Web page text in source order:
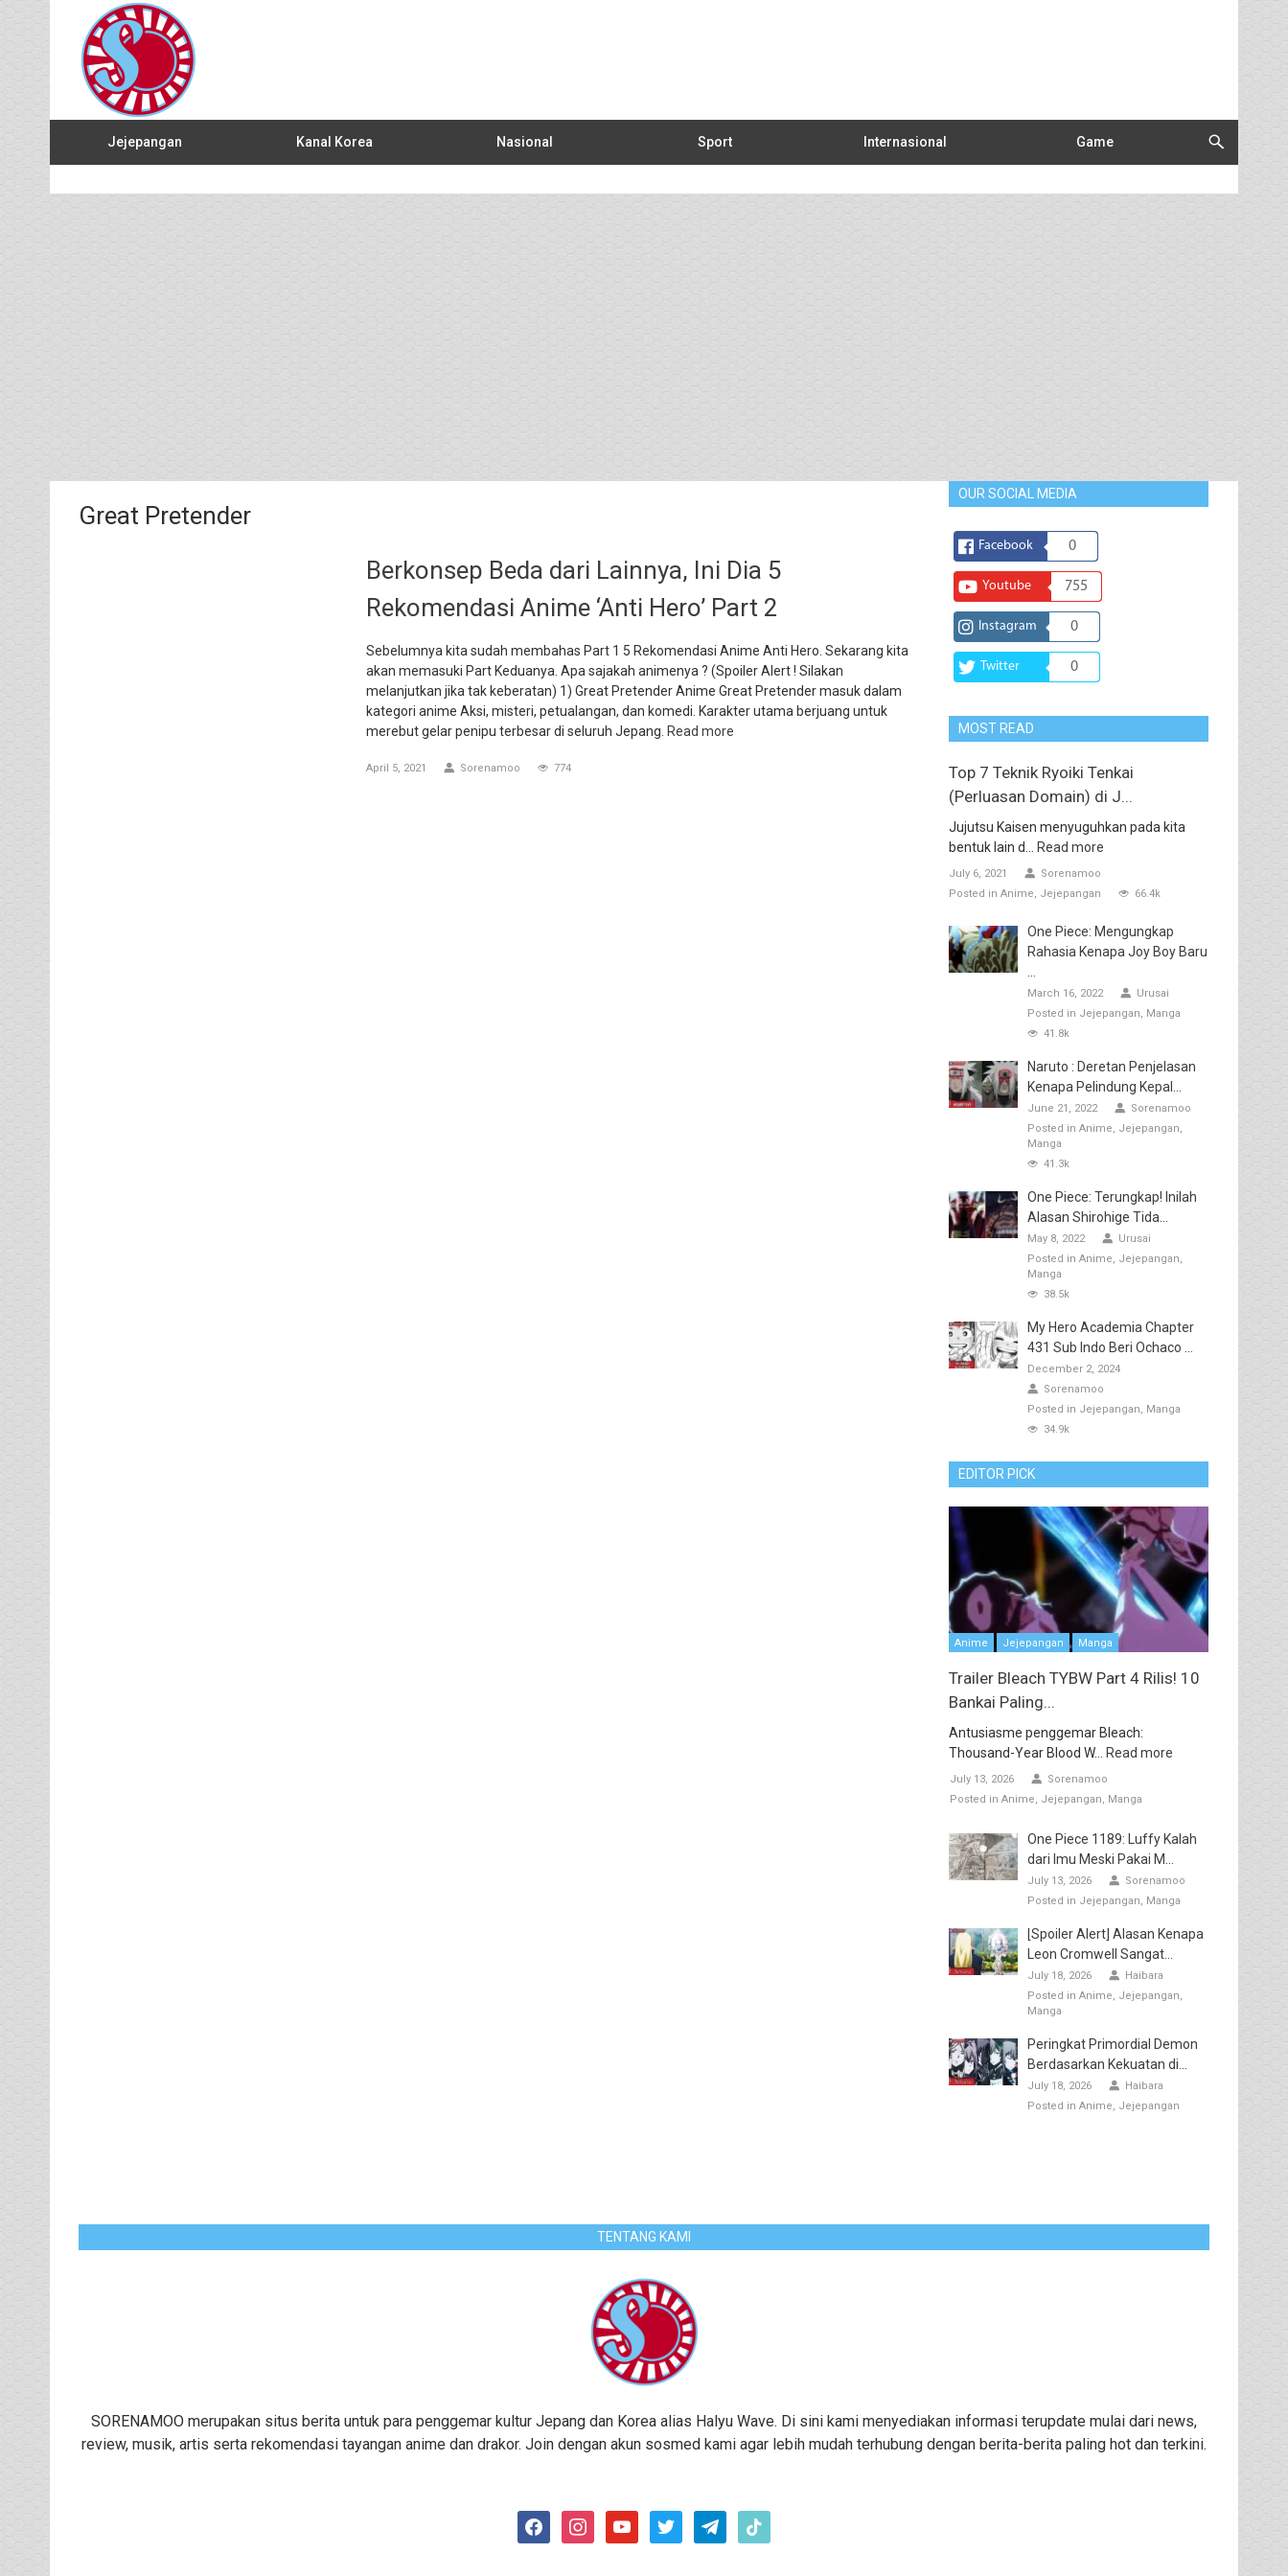
Jejepangan Kanal Korea Nasional Sport Internasional Game
Great Pretender
Berkonsep Beda dari Lainnya, Ini Dia 5
Rekomendasi Anime ‘Anti Hero’ Part 2
Sebelumnya kita sudah membahas Part 1 5 Rekomendasi Anime Anti Hero. Sekarang kita
akan memasuki Part Keduanya. Apa sajakah animenya ? (Spoiler Alert ! Silakan
melanjutkan jika tak keberatan) 1) Great Pretender Anime Great Pretender masuk dalam
kategori anime Aksi, misteri, petualangan, dan komedi. Karakter utama berjuang untuk
merebut gelar penipu terbesar di seluruh Jepang. Read more
April 5, 2021 Sorenamoo 774
OUR SOCIAL MEDIA
Facebook 0
Youtube 755
Instagram 0
Twitter 0
MOST READ
Top 7 Teknik Ryoiki Tenkai
(Perluasan Domain) di J...
Jujutsu Kaisen menyuguhkan pada kita
bentuk lain d...
Read more
July 6, 2021
Sorenamoo
Posted in Anime Jejepangan 66.4k
One Piece: Mengungkap
Rahasia Kenapa Joy Boy Baru
March 16, 2022
Urusai
Posted in Jejepangan
Manga
41.8k
Naruto : Deretan Penjelasan
Kenapa Pelindung Kepal...
June 21, 2022
Sorenamoo
Posted in Anime
Jejepangan
Manga
41.3k
One Piece: Terungkap! Inilah
Alasan Shirohige Tida...
May 8, 2022
Urusai
Posted in Anime
Jejepangan
Manga
38.5k
My Hero Academia Chapter
431 Sub Indo Beri Ochaco ...
December 2, 2024
Sorenamoo
Posted in Jejepangan
Manga
34.9k
EDITOR PICK
Anime Jejepangan Manga
Trailer Bleach TYBW Part 4 Rilis! 10
Bankai Paling...
Antusiasme penggemar Bleach:
Thousand-Year Blood W...
Read more
July 13, 2026
Sorenamoo
Posted in Anime Jejepangan Manga
One Piece 1189: Luffy Kalah
dari Imu Meski Pakai M...
July 13, 2026
Sorenamoo
Posted in Jejepangan Manga
[Spoiler Alert] Alasan Kenapa
Leon Cromwell Sangat...
July 18, 2026
Haibara
Posted in Anime
Jejepangan
Manga
Peringkat Primordial Demon
Berdasarkan Kekuatan di...
July 18, 2026
Haibara
Posted in Anime Jejepangan
TENTANG KAMI
SORENAMOO merupakan situs berita untuk para penggemar kultur Jepang dan Korea alias Halyu Wave. Di sini kami menyediakan informasi terupdate mulai dari news,
review, musik, artis serta rekomendasi tayangan anime dan drakor. Join dengan akun sosmed kami agar lebih mudah terhubung dengan berita-berita paling hot dan terkini.
facebookinstagramyoutubetwitter telegramtiktok